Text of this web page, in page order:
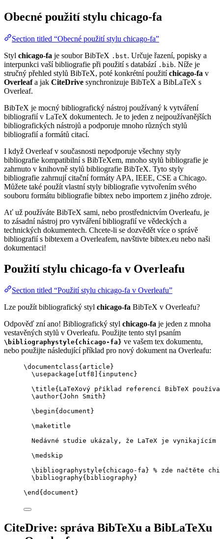
Obecné použití stylu chicago-fa
Section titled “Obecné použití stylu chicago-fa”
Styl chicago-fa je soubor BibTeX .bst. Určuje řazení, popisky a
interpunkci vaší bibliografie při použití s databází .bib. Níže je
stručný přehled stylů BibTeX, poté konkrétní použitíchicago-fa v
Overleafa jak CiteDrive synchronizuje BibTeX a BibLaTeX s
Overleaf.
BibTeX je mocný bibliografický nástroj používaný k vytváření
bibliografií v LaTeX dokumentech. Je to jeden z nejpoužívanějších
bibliografických nástrojů a podporuje mnoho různých stylů
bibliografií a formátů citací.
I když Overleaf v současnosti nepodporuje všechny styly
bibliografie kompatibilní s BibTeXem, mnoho stylů bibliografie je
zahrnuto v knihovně stylů bibliografie BibTeX. Tyto styly
bibliografie zahrnují citační formáty APA, IEEE, CSE a Chicago.
Můžete také použít vlastní styly bibliografie vytvořením svého
souboru formátu bibliografie bibtex nebo importem z jiného zdroje.
Ať už používáte BibTeX sami, nebo prostřednictvím Overleafu, je
to zásadní nástroj pro vytváření bibliografií ve vědeckých a
technických dokumentech. Chcete-li se dozvědět více o správě
bibliografií s bibtexem a Overleafem, navštivte bibtex.eu nebo naši
dokumentaci!
Použití stylu chicago-fa v Overleafu
Section titled “Použití stylu chicago-fa v Overleafu”
Lze použít bibliografický styl chicago-fa BibTeX v Overleafu?
Odpověď zní ano! Bibliografický styl chicago-fa je jeden z mnoha
vestavěných stylů v Overleafu. Použijte tento styl psaním
\bibliographystyle{chicago-fa} ve vašem tex dokumentu,
nebo použijte následující příklad pro nový dokument na Overleafu:
\documentclass{ article }
\usepackage
utf8 ]{ inputenc }
\title{LaTeXový příklad referencí BibTeX
\author{John Smith}
\begin{ document }
\maketitle
Nedávné studie ukázaly, že LaTeX je vynikajícím
\medskip
\bibliographystyle{chicago-fa} % zde načtěte
\bibliography{bibliography}
\end { document }
CiteDrive: správa BibTeXu a BibLaTeXu